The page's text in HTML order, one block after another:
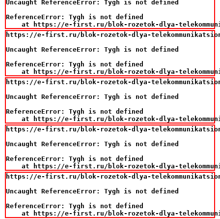
Uncaught ReferenceError: Tygh is not defined
ReferenceError: Tygh is not defined
at https://e-first.ru/blok-rozetok-dlya-
https://e-first.ru/blok-rozetok-dlya-
Uncaught ReferenceError: Tygh is not defined
ReferenceError: Tygh is not defined
at https://e-first.ru/blok-rozetok-dlya-
https://e-first.ru/blok-rozetok-dlya-
Uncaught ReferenceError: Tygh is not defined
ReferenceError: Tygh is not defined
at https://e-first.ru/blok-rozetok-dlya-
https://e-first.ru/blok-rozetok-dlya-
Uncaught ReferenceError: Tygh is not defined
ReferenceError: Tygh is not defined
at https://e-first.ru/blok-rozetok-dlya-
https://e-first.ru/blok-rozetok-dlya-
Uncaught ReferenceError: Tygh is not defined
ReferenceError: Tygh is not defined
at https://e-first.ru/blok-rozetok-dlya-